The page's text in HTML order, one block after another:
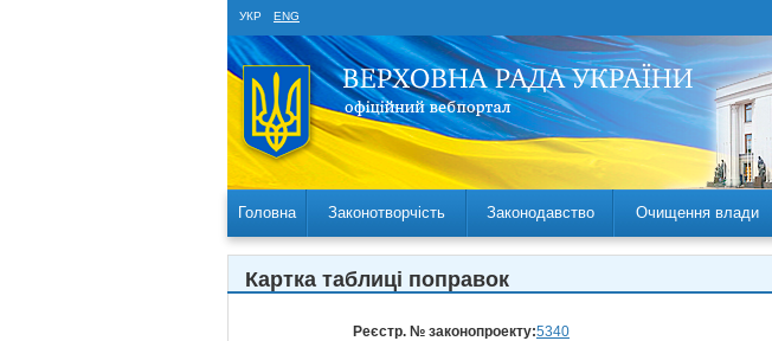
УКР ENG
Головна Законотворчість Законодавство Очищення влади
Картка таблиці поправок
Реєстр. № законопроекту:5340